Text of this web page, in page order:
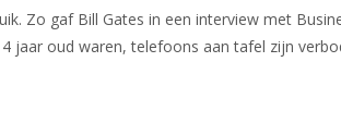
Zo gaf Bill Gates in een interview met
jaar oud waren, telefoons aan tafel zijn